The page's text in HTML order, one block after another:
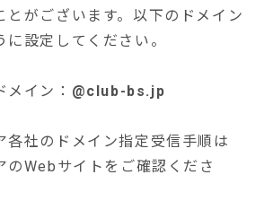
とがございます。以下のドメイン
設定してください。
イン： @club-bs.jp
各社のドメイン指定受信手順は
のWebサイトをご確認くださ